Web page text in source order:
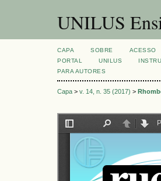
UNILUS
CAPA SOBRE ACESSO
PORTAL
UNILUS
PARA AUTORES
Capa > v. 14, n. 35 (2017) >